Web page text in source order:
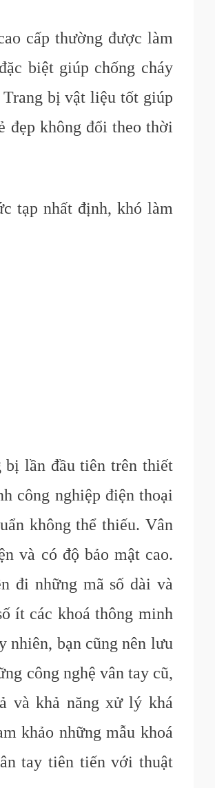
cấp thường được làm
biệt giúp chống cháy
Trang bị vật liệu tốt giúp
đẹp không đổi theo thời
tạp nhất định, khó làm
bị lần đầu tiên trên thiết
công nghiệp điện thoại
không thể thiếu. Vân
và có độ bảo mật cao.
đi những mã số dài và
ít các khoá thông minh
nhiên, bạn cũng nên lưu
công nghệ vân tay cũ,
và khả năng xử lý khá
khảo những mẫu khoá
tay tiên tiến với thuật